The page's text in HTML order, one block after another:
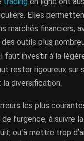
Elles
marchés financiers,
outils plus
faut investir à la
rester rigoureux sur
diversification.
les plus
l’urgence, à suivre
ou à mettre trop